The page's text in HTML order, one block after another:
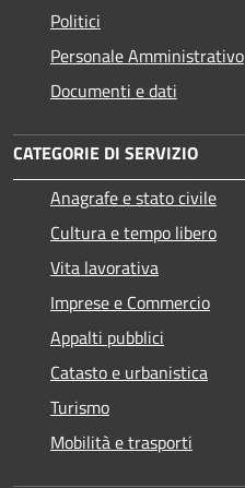
Politici
Personale Amministrativo
Documenti e dati
CATEGORIE DI SERVIZIO
Anagrafe e stato civile
Cultura e tempo libero
Vita lavorativa
Imprese e Commercio
Appalti pubblici
Catasto e urbanistica
Turismo
Mobilità e trasporti